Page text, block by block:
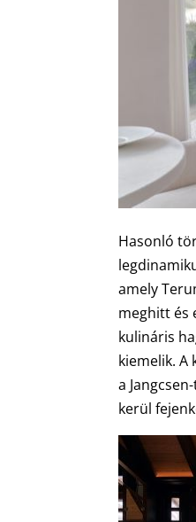
Hasonló
amely
meghitt és
kulináris
kiemelik. A
a
kerül